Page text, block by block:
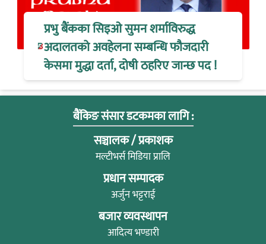
प्रभु बैंकका सिइओ सुमन शर्माविरुद्ध
अदालतको अवहेलना सम्बन्धि फौजदारी
केसमा मुद्धा दर्ता, दोषी ठहरिए जान्छ पद !
बैंकिङ संसार डटकमका लागि :
सञ्चालक / प्रकाशक
मल्टीभर्स मिडिया प्रालि
प्रधान सम्पादक
अर्जुन भट्टराई
बजार व्यवस्थापन
आदित्य भण्डारी